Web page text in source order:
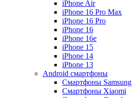
iPhone Air
iPhone 16 Pro Max
iPhone 16 Pro
iPhone 16
iPhone 16e
iPhone 15
iPhone 14
iPhone 13
Android cмартфоны
Смартфоны Samsung
Смартфоны Xiaomi